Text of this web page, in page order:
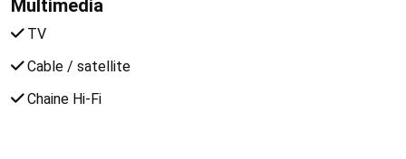
Multimedia
TV
Cable / satellite
Chaine Hi-Fi